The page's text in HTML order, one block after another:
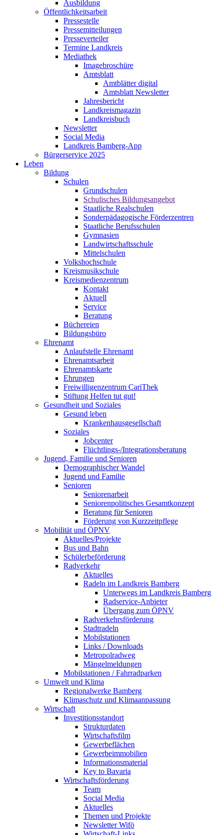
Ausbildung
Öffentlichkeitsarbeit
Pressestelle
Pressemitteilungen
Presseverteiler
Termine Landkreis
Mediathek
Imagebroschüre
Amtsblatt
Amtblätter digital
Amtsblatt Newsletter
Jahresbericht
Landkreismagazin
Landkreisbuch
Newsletter
Social Media
Landkreis Bamberg-App
Bürgerservice 2025
Leben
Bildung
Schulen
Grundschulen
Schulisches Bildungsangebot
Staatliche Realschulen
Sonderpädagogische Förderzentren
Staatliche Berufsschulen
Gymnasien
Landwirtschaftsschule
Mittelschulen
Volkshochschule
Kreismusikschule
Kreismedienzentrum
Kontakt
Aktuell
Service
Beratung
Büchereien
Bildungsbüro
Ehrenamt
Anlaufstelle Ehrenamt
Ehrenamtsarbeit
Ehrenamtskarte
Ehrungen
Freiwilligenzentrum CariThek
Stiftung Helfen tut gut!
Gesundheit und Soziales
Gesund leben
Krankenhausgesellschaft
Soziales
Jobcenter
Flüchtlings-/Integrationsberatung
Jugend, Familie und Senioren
Demographischer Wandel
Jugend und Familie
Senioren
Seniorenarbeit
Seniorenpolitisches Gesamtkonzept
Beratung für Senioren
Förderung von Kurzzeitpflege
Mobilität und ÖPNV
Aktuelles/Projekte
Bus und Bahn
Schülerbeförderung
Radverkehr
Aktuelles
Radeln im Landkreis Bamberg
Unterwegs im Landkreis Bamberg
Radservice-Anbieter
Übergang zum ÖPNV
Radverkehrsförderung
Stadtradeln
Mobilstationen
Links / Downloads
Metropolradweg
Mängelmeldungen
Mobilstationen / Fahrradparken
Umwelt und Klima
Regionalwerke Bamberg
Klimaschutz und Klimaanpassung
Wirtschaft
Investitionsstandort
Strukturdaten
Wirtschaftsfilm
Gewerbeflächen
Gewerbeimmobilien
Informationsmaterial
Key to Bavaria
Wirtschaftsförderung
Team
Social Media
Aktuelles
Themen und Projekte
Newsletter Wifö